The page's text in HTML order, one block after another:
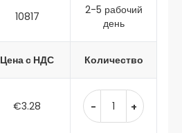
10817
2-5 рабочий
день
Цена с НДС Количество
€3.28 - +